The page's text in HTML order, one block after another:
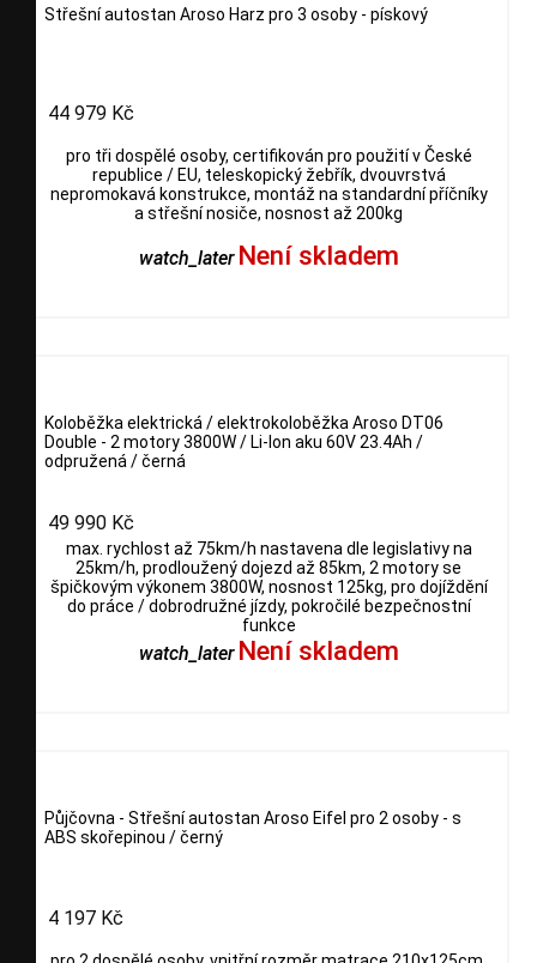
Střešní autostan Aroso Harz pro 3 osoby - pískový
44 979 Kč
pro tři dospělé osoby, certifikován pro použití v České
republice / EU, teleskopický žebřík, dvouvrstvá
nepromokavá konstrukce, montáž na standardní příčníky
a střešní nosiče, nosnost až 200kg
watch_later Není skladem
Koloběžka elektrická / elektrokoloběžka Aroso DT06
Double - 2 motory 3800W / Li-Ion aku 60V 23.4Ah /
odpružená / černá
49 990 Kč
max. rychlost až 75km/h nastavena dle legislativy na
25km/h, prodloužený dojezd až 85km, 2 motory se
špičkovým výkonem 3800W, nosnost 125kg, pro dojíždění
do práce / dobrodružné jízdy, pokročilé bezpečnostní
funkce
watch_later Není skladem
Půjčovna - Střešní autostan Aroso Eifel pro 2 osoby - s
ABS skořepinou / černý
4 197 Kč